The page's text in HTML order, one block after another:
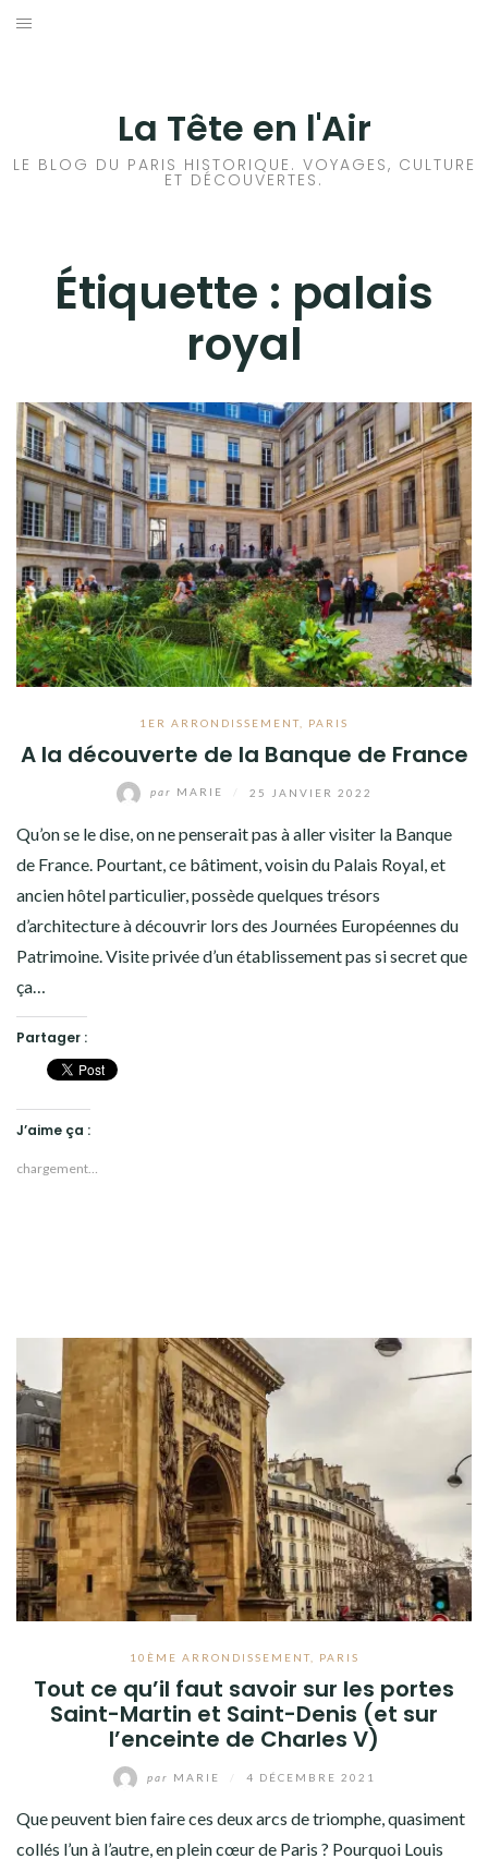
Aller
La Tête en l'Air
LE BLOG DU PARIS HISTORIQUE. VOYAGES, CULTURE
ET DÉCOUVERTES.
Étiquette : palais
royal
1ER ARRONDISSEMENT PARIS
A la découverte de la Banque de France
par MARIE 25 JANVIER 2022
Qu’on se le dise, on ne penserait pas à aller visiter la Banque
de France. Pourtant, ce bâtiment, voisin du Palais Royal, et
ancien hôtel particulier, possède quelques trésors
d’architecture à découvrir lors des Journées Européennes du
Patrimoine. Visite privée d’un établissement pas si secret que
ça…
Partager :
J’aime ça :
chargement…
10ÈME ARRONDISSEMENT, PARIS
Tout ce qu’il faut savoir sur les portes
Saint-Martin et Saint-Denis (et sur
l’enceinte de Charles V)
par MARIE 4 DÉCEMBRE 2021
Que peuvent bien faire ces deux arcs de triomphe, quasiment
collés l’un à l’autre, en plein cœur de Paris ? Pourquoi Louis
HISTOIRES EN ILE DE FRANCE
VOYAGES À L’ÉTRANGER